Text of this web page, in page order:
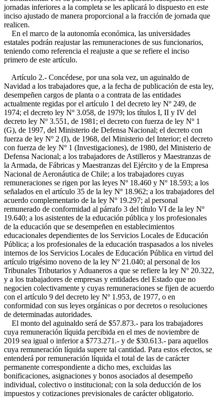
jornadas inferiores a la completa se les aplicará lo dispuesto en este
inciso ajustado de manera proporcional a la fracción de jornada que
realicen.
En el marco de la autonomía económica, las universidades
estatales podrán reajustar las remuneraciones de sus funcionarios,
teniendo como referencia el reajuste a que se refiere el inciso
primero de este artículo.
Artículo 2.- Concédese, por una sola vez, un aguinaldo de
Navidad a los trabajadores que, a la fecha de publicación de esta ley,
desempeñen cargos de planta o a contrata de las entidades
actualmente regidas por el artículo 1 del decreto ley Nº 249, de
1974; el decreto ley Nº 3.058, de 1979; los títulos I, II y IV del
decreto ley Nº 3.551, de 1981; el decreto con fuerza de ley Nº 1
(G), de 1997, del Ministerio de Defensa Nacional; el decreto con
fuerza de ley Nº 2 (I), de 1968, del Ministerio del Interior; el decreto
con fuerza de ley Nº 1 (Investigaciones), de 1980, del Ministerio de
Defensa Nacional; a los trabajadores de Astilleros y Maestranzas de
la Armada, de Fábricas y Maestranzas del Ejército y de la Empresa
Nacional de Aeronáutica de Chile; a los trabajadores cuyas
remuneraciones se rigen por las leyes Nº 18.460 y Nº 18.593; a los
señalados en el artículo 35 de la ley Nº 18.962; a los trabajadores del
acuerdo complementario de la ley Nº 19.297; al personal
remunerado de conformidad al párrafo 3 del título VI de la ley Nº
19.640; a los asistentes de la educación pública y los profesionales
de la educación que se desempeñen en establecimientos
educacionales dependientes de los Servicios Locales de Educación
Pública; a los profesionales de la educación traspasados a los niveles
internos de los Servicios Locales de Educación Pública en virtud del
artículo trigésimo noveno de la ley Nº 21.040; al personal de los
Tribunales Tributarios y Aduaneros a que se refiere la ley Nº 20.322,
y a los trabajadores de empresas y entidades del Estado que no
negocien colectivamente y cuyas remuneraciones se fijen de acuerdo
con el artículo 9 del decreto ley Nº 1.953, de 1977, o en
conformidad con sus leyes orgánicas o por decretos o resoluciones
de determinadas autoridades.
El monto del aguinaldo será de $57.873.- para los trabajadores
cuya remuneración líquida percibida en el mes de noviembre de
2019 sea igual o inferior a $773.271.- y de $30.613.- para aquellos
cuya remuneración líquida supere tal cantidad. Para estos efectos, se
entenderá por remuneración líquida el total de las de carácter
permanente correspondiente a dicho mes, excluidas las
bonificaciones, asignaciones y bonos asociados al desempeño
individual, colectivo o institucional; con la sola deducción de los
impuestos y cotizaciones previsionales de carácter obligatorio.